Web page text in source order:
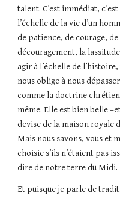
talent. C’est immédiat,
l’échelle de la vie d’un
de patience, de courage,
découragement, la
agir à l’échelle de
nous oblige à nous
comme la doctrine
même. Elle est bien belle
devise de la maison royale
Mais nous savons, vous et
choisie s’ils n’étaient pas
dire de notre terre du Midi.
Et puisque je parle de